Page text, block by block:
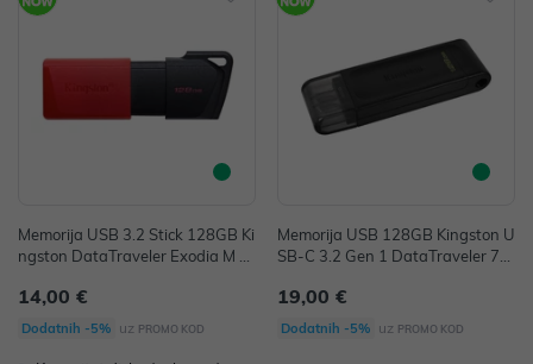
Memorija USB 3.2 Stick 128GB Ki
ngston DataTraveler Exodia M P/
14,00 €
Dodatnih -5% uz PROMO KOD
Memorija USB 128GB Kingston U
SB-C 3.2 Gen 1 DataTraveler 70
19,00 €
Dodatnih -5% uz PROMO KOD